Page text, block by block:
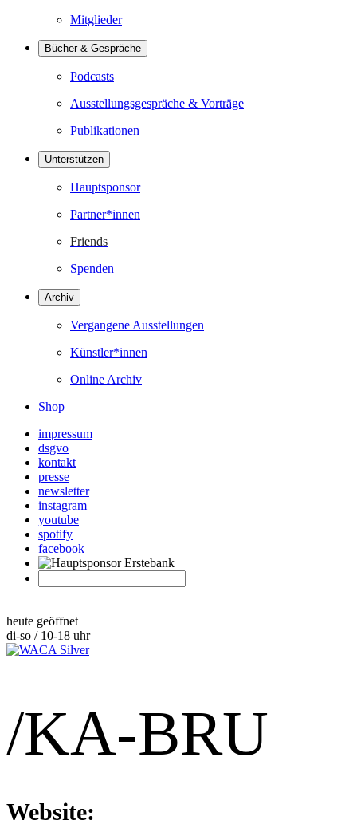
Mitglieder
Bücher & Gespräche
Podcasts
Ausstellungsgespräche & Vorträge
Publikationen
Unterstützen
Hauptsponsor
Partner*innen
Friends
Spenden
Archiv
Vergangene Ausstellungen
Künstler*innen
Online Archiv
Shop
impressum
dsgvo
kontakt
presse
newsletter
instagram
youtube
spotify
facebook
heute geöffnet
di-so / 10-18 uhr
/KA-BRU
Website: